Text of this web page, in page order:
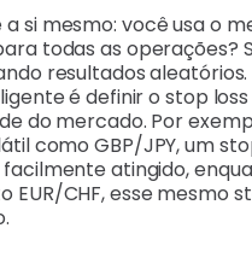
a si mesmo: você usa o
todas as operações?
resultados
é definir o stop
do mercado. Por
como GBP/JPY, um
atingido,
EUR/CHF, esse mesmo